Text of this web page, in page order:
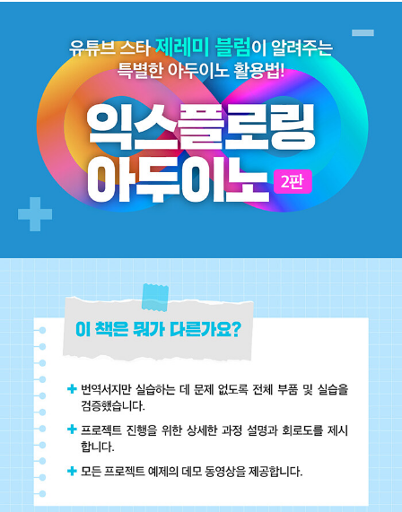
하면서 배우는 마이크로컨트롤러》(2019), 《따라 하면서 배우는 아
두이노》(이상 한빛아카데미, 2016) 등이 있다. 운영 카페 : http://c
afe.naver.com/sketchurimagination